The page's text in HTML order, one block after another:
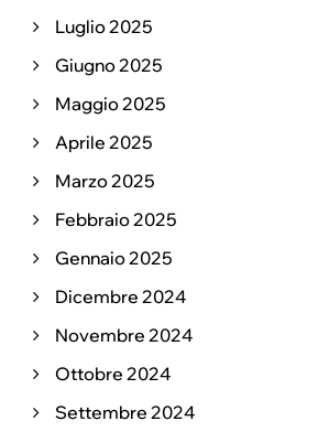
Luglio 2025
Giugno 2025
Maggio 2025
Aprile 2025
Marzo 2025
Febbraio 2025
Gennaio 2025
Dicembre 2024
Novembre 2024
Ottobre 2024
Settembre 2024